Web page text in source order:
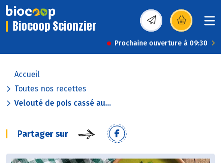
Biocoop Scionzier (s’ouvre dans une
Prochaine ouverture à 09:30
Accueil
Toutes nos recettes
Velouté de pois cassé au...
Partager sur